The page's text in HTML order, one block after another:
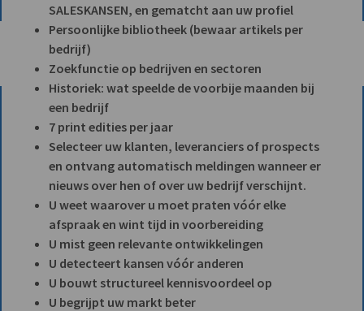
SALESKANSEN, en gematcht aan uw profiel
Persoonlijke bibliotheek (bewaar artikels per
bedrijf)
Zoekfunctie op bedrijven en sectoren
Historiek: wat speelde de voorbije maanden bij
een bedrijf
7 print edities per jaar
Selecteer uw klanten, leveranciers of prospects
en ontvang automatisch meldingen wanneer er
nieuws over hen of over uw bedrijf verschijnt.
U weet waarover u moet praten vóór elke
afspraak en wint tijd in voorbereiding
U mist geen relevante ontwikkelingen
U detecteert kansen vóór anderen
U bouwt structureel kennisvoordeel op
U begrijpt uw markt beter